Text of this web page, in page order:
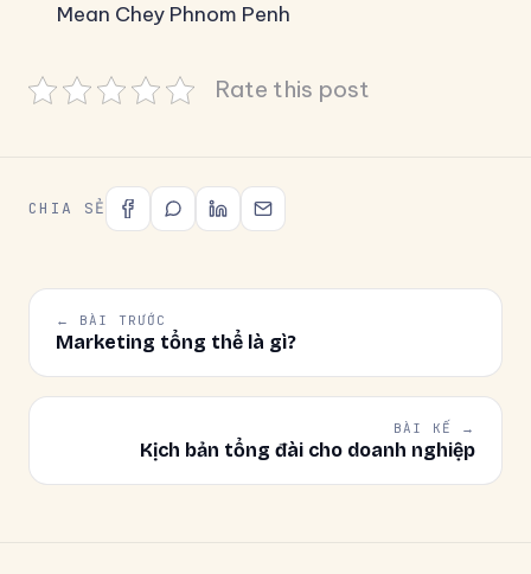
Mean Chey Phnom Penh
Rate this post
CHIA SẺ
← BÀI TRƯỚC
Marketing tổng thể là gì?
BÀI KẾ →
Kịch bản tổng đài cho doanh nghiệp